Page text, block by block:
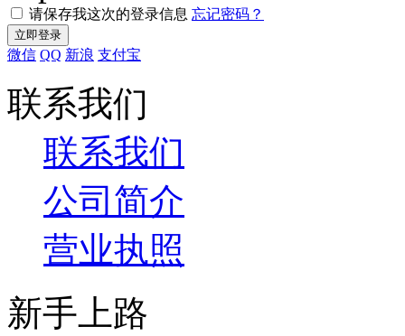
请保存我这次的登录信息 忘记密码？
微信 QQ 新浪 支付宝
联系我们
联系我们
公司简介
营业执照
新手上路